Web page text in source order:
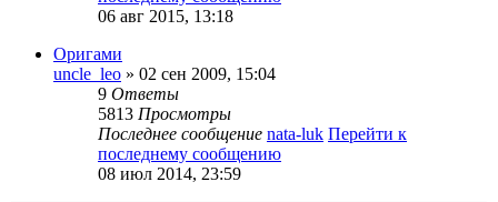
06 авг 2015, 13:18
Оригами
uncle_leo » 02 сен 2009, 15:04
9 Ответы
5813 Просмотры
Последнее сообщение nata-luk Перейти к
последнему сообщению
08 июл 2014, 23:59